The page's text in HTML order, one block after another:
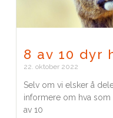
8 av 10 dyr
22. oktober 2022
Selv om vi elsker å
informere om hva som
av 10